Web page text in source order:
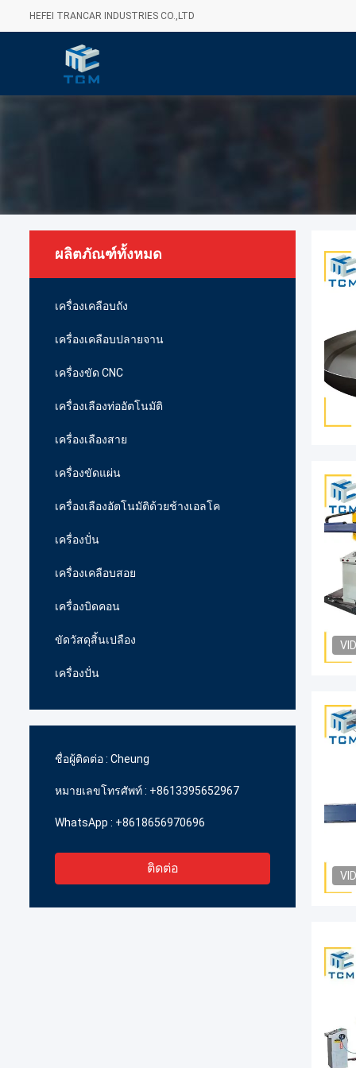
HEFEI TRANCAR INDUSTRIES CO.,LTD
ผลิตภัณฑ์ทั้งหมด
เครื่องเคลือบถัง
เครื่องเคลือบปลายจาน
เครื่องขัด CNC
เครื่องเลืองท่ออัตโนมัติ
เครื่องเลืองสาย
เครื่องขัดแผ่น
เครื่องเลืองอัตโนมัติด้วยช้างเอลโค
เครื่องปั่น
เครื่องเคลือบสอย
เครื่องบิดคอน
ขัดวัสดุสิ้นเปลือง
เครื่องปั่น
ชื่อผู้ติดต่อ : Cheung
หมายเลขโทรศัพท์ : +8613395652967
WhatsApp : +8618656970696
ติดต่อ